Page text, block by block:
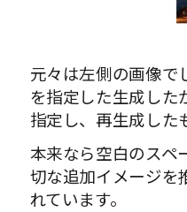
元々は左側の画像で
を指定した生成した
指定し、再生成した
本来なら空白のスペ
切な追加イメージを
れています。